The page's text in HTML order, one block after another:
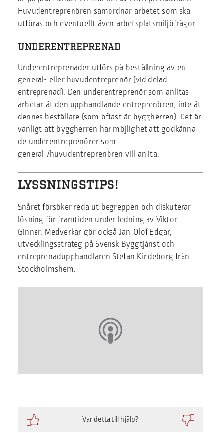
Huvudentreprenören samordnar arbetet som ska
utföras och eventuellt även arbetsplatsmiljöfrågor.
UNDERENTREPRENAD
Underentreprenader utförs på beställning av en
general- eller huvudentreprenör (vid delad
entreprenad). Den underentreprenör som anlitas
arbetar åt den upphandlande entreprenören, inte åt
dennes beställare (som oftast är byggherren). Det är
vanligt att byggherren har möjlighet att godkänna
de underentreprenörer som
general-/huvudentreprenören vill anlita.
LYSSNINGSTIPS!
Snåret försöker reda ut begreppen och diskuterar
lösning för framtiden under ledning av Viktor
Ginner. Medverkar gör också Jan-Olof Edgar,
utvecklingsstrateg på Svensk Byggtjänst och
entreprenadupphandlaren Stefan Kindeborg från
Stockholmshem.
Var detta till hjälp?